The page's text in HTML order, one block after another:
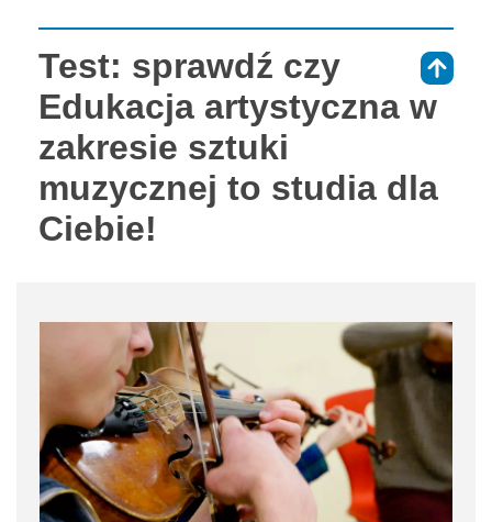
Test: sprawdź czy
Edukacja artystyczna w
zakresie sztuki
muzycznej to studia dla
Ciebie!